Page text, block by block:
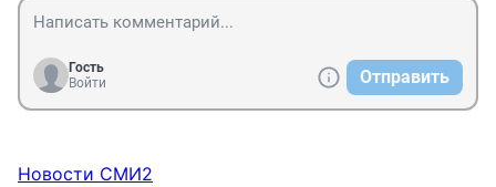
Гость
Войти
Отправить
Новости СМИ2